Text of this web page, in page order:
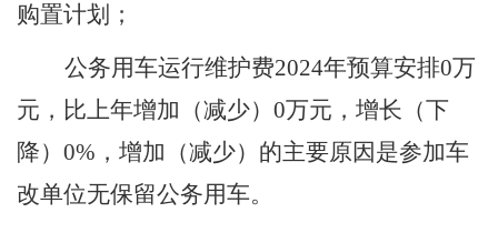
购置计划 ；
公务用车运行维护费2024年预算安排0万
元，比上年增加（减少） 0万元，增长（下
降） 0%， 增加（减少）的主要原因是参加车
改单位无保留公务用车。